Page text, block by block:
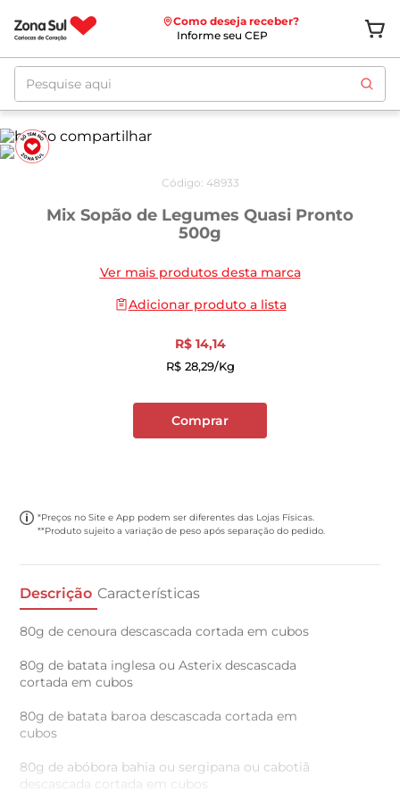
Como deseja receber?
Informe seu CEP
Pesquise aqui
Código: 48933
Mix Sopão de Legumes Quasi Pronto
500g
Ver mais produtos desta marca
Adicionar produto a lista
R$ 14,14
R$ 28,29/kg
Comprar
*Preços no Site e App podem ser diferentes das Lojas Físicas.
**Produto sujeito a variação de peso após separação do pedido.
Descrição Características
80g de cenoura descascada cortada em cubos
80g de batata inglesa ou Asterix descascada
cortada em cubos
80g de batata baroa descascada cortada em
cubos
80g de abóbora bahia ou sergipana ou cabotiã
descascada cortada em cubos